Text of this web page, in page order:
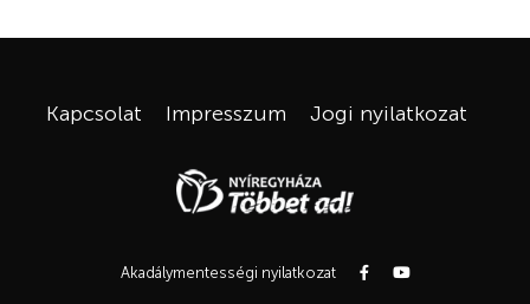
Kapcsolat Impresszum Jogi nyilatkozat
Akadálymentességi nyilatkozat